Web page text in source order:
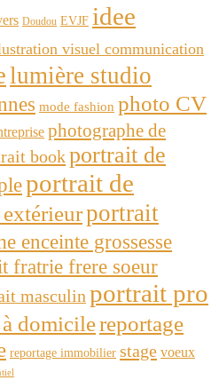
Doudou EVJF idee
visuel communication
lumière studio
mode fashion photo CV
photographe de
bookportrait de
portrait de
portrait
enceinte grossesse
fratrie frere soeur
masculin portrait pro
domicilereportage
reportage immobilier stage voeux